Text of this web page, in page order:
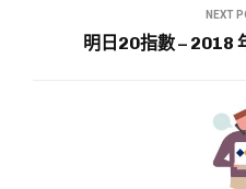
NEXT
明日20指數 – 2018